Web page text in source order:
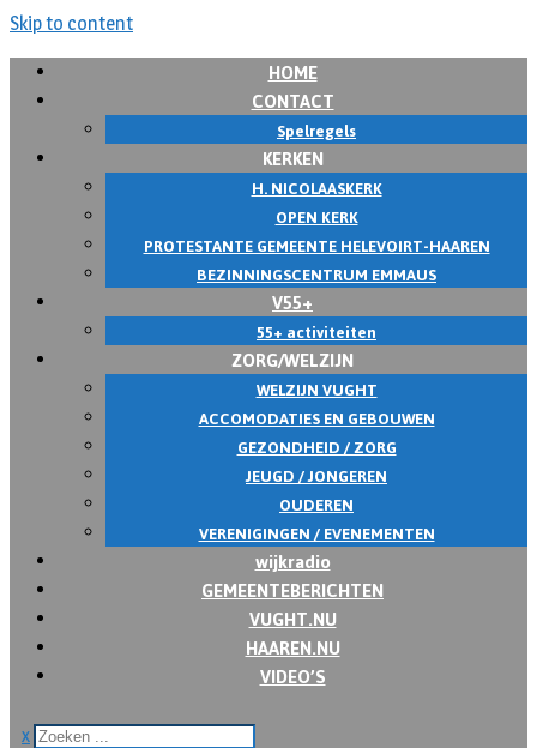
Skip to content
HOME
CONTACT
Spelregels
KERKEN
H. NICOLAASKERK
OPEN KERK
PROTESTANTE GEMEENTE HELEVOIRT-HAAREN
BEZINNINGSCENTRUM EMMAUS
V55+
55+ activiteiten
ZORG/WELZIJN
WELZIJN VUGHT
ACCOMODATIES EN GEBOUWEN
GEZONDHEID / ZORG
JEUGD / JONGEREN
OUDEREN
VERENIGINGEN / EVENEMENTEN
wijkradio
GEMEENTEBERICHTEN
VUGHT.NU
HAAREN.NU
VIDEO’S
x